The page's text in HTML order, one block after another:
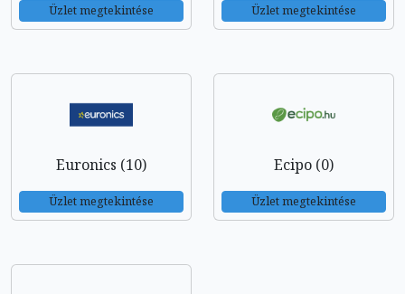
Üzlet megtekintése Üzlet megtekintése
Euronics (10)
Üzlet megtekintése
Ecipo (0)
Üzlet megtekintése